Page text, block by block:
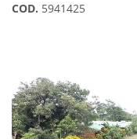
COD. 5941425